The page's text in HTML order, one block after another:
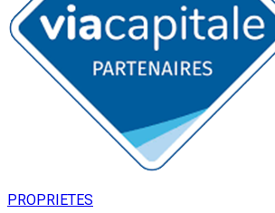
PROPRIETES